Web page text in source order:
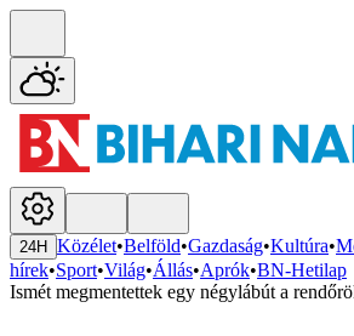
24H Közélet•Belföld•Gazdaság•Kultúra•
hírek•Sport•Világ•Állás•Aprók•BN-Hetilap
Ismét megmentettek egy négylábút a